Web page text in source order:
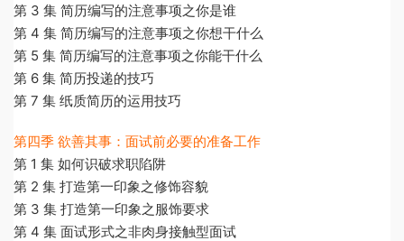
第 3 集 简历编写的注意事项之你是谁
第 4 集 简历编写的注意事项之你想干什么
第 5 集 简历编写的注意事项之你能干什么
第 6 集 简历投递的技巧
第 7 集 纸质简历的运用技巧
第四季 欲善其事：面试前必要的准备工作
第 1 集 如何识破求职陷阱
第 2 集 打造第一印象之修饰容貌
第 3 集 打造第一印象之服饰要求
第 4 集 面试形式之非肉身接触型面试